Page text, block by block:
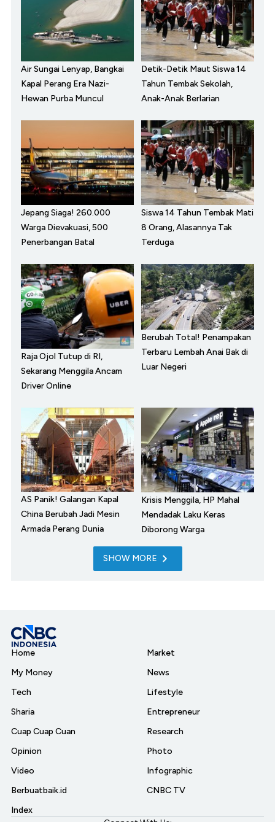
Air Sungai Lenyap, Bangkai
Kapal Perang Era Nazi-
Hewan Purba Muncul
Detik-Detik Maut Siswa 14
Tahun Tembak Sekolah,
Anak-Anak Berlarian
Jepang Siaga! 260.000
Warga Dievakuasi, 500
Penerbangan Batal
Siswa 14 Tahun Tembak Mati
8 Orang, Alasannya Tak
Terduga
Raja Ojol Tutup di RI,
Sekarang Menggila Ancam
Driver Online
Berubah Total! Penampakan
Terbaru Lembah Anai Bak di
Luar Negeri
AS Panik! Galangan Kapal
China Berubah Jadi Mesin
Armada Perang Dunia
Krisis Menggila, HP Mahal
Mendadak Laku Keras
Diborong Warga
SHOW MORE
Home
My Money
Tech
Sharia
Cuap Cuap Cuan
Opinion
Video
Berbuatbaik.id
Index
Market
News
Lifestyle
Entrepreneur
Research
Photo
Infographic
CNBC TV